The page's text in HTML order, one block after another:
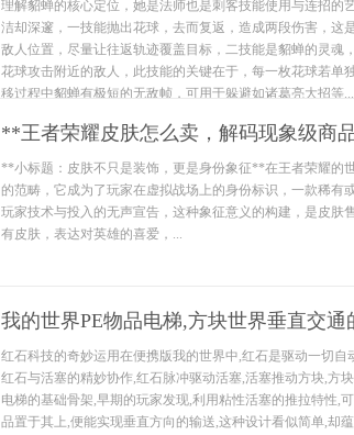
理解貂蝉的核心定位，她是法师也是刺客技能使用与连招的
洁却深邃，一技能抛出花球，去而复返，造成两段伤害，这
敌人位置，尽量让往返轨迹覆盖目标，二技能是貂蝉的灵魂
花球攻击附近的敌人，此技能的关键在于，每一枚花球若单
移过程中貂蝉有极短的无敌帧，可用于躲避如诸葛亮大招等...
**王者荣耀皮肤怎么卖，解码现象级商
**小标题：皮肤不只是装饰，更是身份象征**在王者荣耀的
的范畴，它成为了玩家在虚拟战场上的身份标识，一款稀有
玩家技术与投入的无声宣告，这种象征意义的构建，是皮肤
有皮肤，表达对英雄的喜爱，...
我的世界PE物品电梯,方块世界垂直交通
红石科技的奇妙运用在便携版我的世界中,红石是驱动一切
红石与活塞的精妙协作,红石脉冲驱动活塞,活塞推动方块,方
电梯的基础骨架,早期的玩家发现,利用粘性活塞的推拉特性,
品置于其上,便能实现垂直方向的输送,这种设计看似简单,却